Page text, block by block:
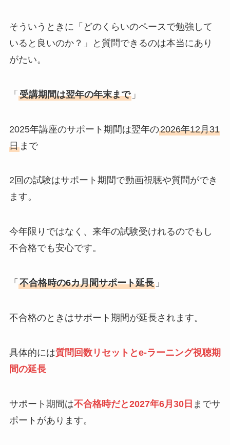
そういうときに「どのくらいのペースで勉強して
いると良いのか？」と質問できるのは本当にあり
がたい。
「 受講期間は翌年の年末まで」
2025年講座のサポート期間は翌年の2026年12月31
日まで
2回の試験はサポート期間で動画視聴や質問ができ
ます。
今年限りではなく、来年の試験受けれるのでもし
不合格でも安心です。
「 不合格時の6カ月間サポート延長」
不合格のときはサポート期間が延長されます。
具体的には質問回数リセットとe-ラーニング視聴期
間の延長
サポート期間は不合格時だと2027年6月30日 までサ
ポートがあります。